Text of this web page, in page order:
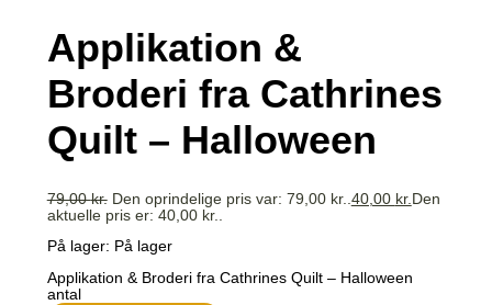
Applikation &
Broderi fra Cathrines
Quilt – Halloween
79,00kr. Den oprindelige pris var: 79,00 kr.. 40,00 kr. Den
aktuelle pris er: 40,00 kr..
På lager: På lager
Applikation & Broderi fra Cathrines Quilt – Halloween
antal